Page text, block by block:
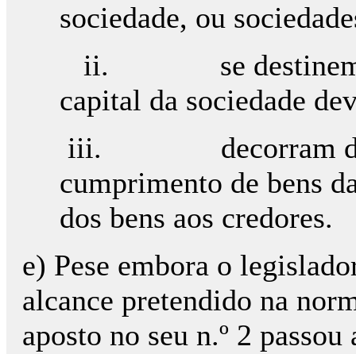
sociedade, ou
ii. se destinem à
capital da sociedade
iii. decorram de
cumprimento de bens
dos bens aos credores.
e) Pese embora o
alcance pretendido na
aposto no seu n.º 2